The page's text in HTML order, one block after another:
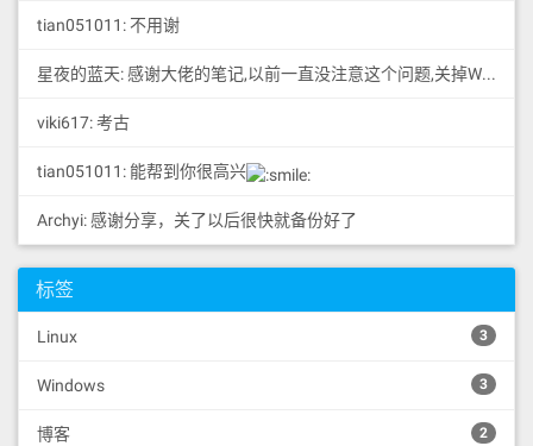
tian051011: 不用谢
星夜的蓝天: 感谢大佬的笔记,以前一直没注意这个问题,关掉WD后速度...
viki617: 考古
tian051011: 能帮到你很高兴
Archyi: 感谢分享，关了以后很快就备份好了
标签
Linux 3
Windows 3
博客 2